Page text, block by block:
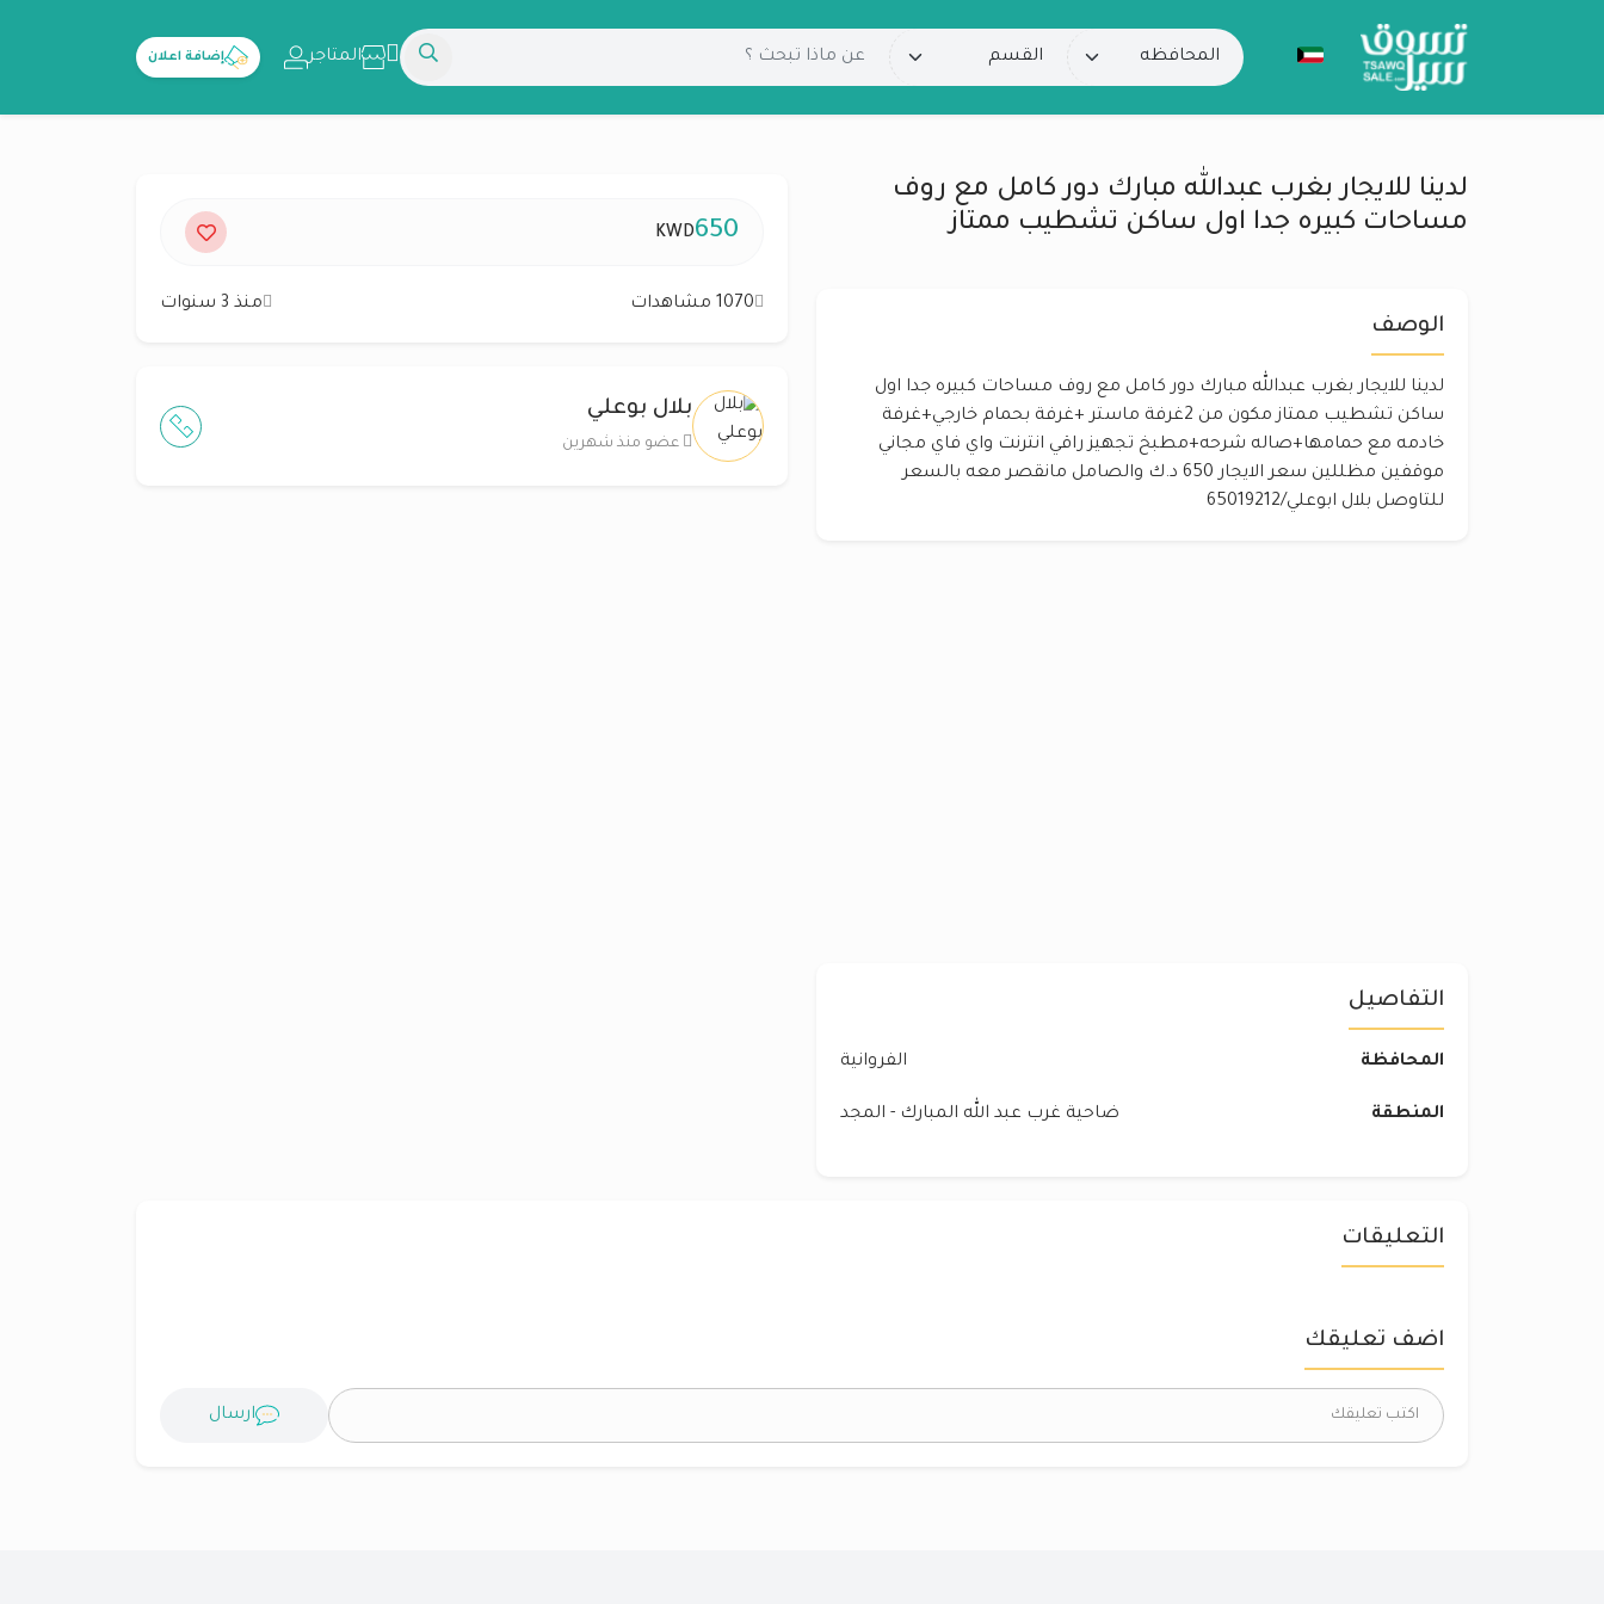
المتاجر إضافة اعلان
لدينا للايجار بغرب عبدالله مبارك دور كامل مع روف
مساحات كبيره جدا اول ساكن تشطيب ممتاز
الوصف
لدينا للايجار بغرب عبدالله مبارك دور كامل مع روف مساحات كبيره جدا اول
ساكن تشطيب ممتاز مكون من 2غرفة ماستر +غرفة بحمام خارجي+غرفة
خادمه مع حمامها+صاله شرحه+مطبخ تجهيز راقي انترنت واي فاي مجاني
موقفين مظللين سعر الايجار 650 د.ك والصامل مانقصر معه بالسعر
للتاوصل بلال ابوعلي/65019212
650
KWD
1070 مشاهدات منذ 3 سنوات
بلال بوعلي
عضو منذ شهرين
التفاصيل
المحافظة الفروانية
المنطقة ضاحية غرب عبد الله المبارك - المجد
التعليقات
اضف تعليقك
ارسال